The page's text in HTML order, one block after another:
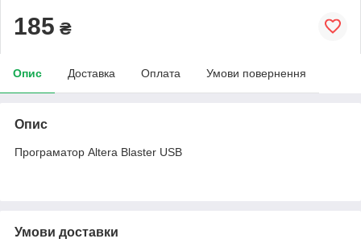
185 ₴
Опис Доставка Оплата Умови повернення
Опис
Програматор Altera Blaster USB
Умови доставки